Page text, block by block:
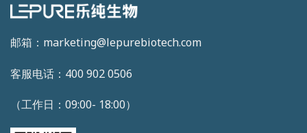
邮箱：marketing@lepurebiotech.com
客服电话：400 902 0506
（工作日：09:00- 18:00）